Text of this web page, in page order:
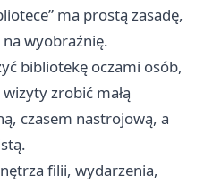
ma prostą zasadę,
wyobraźnię.
bibliotekę oczami osób,
zrobić małą
czasem nastrojową, a
filii, wydarzenia,